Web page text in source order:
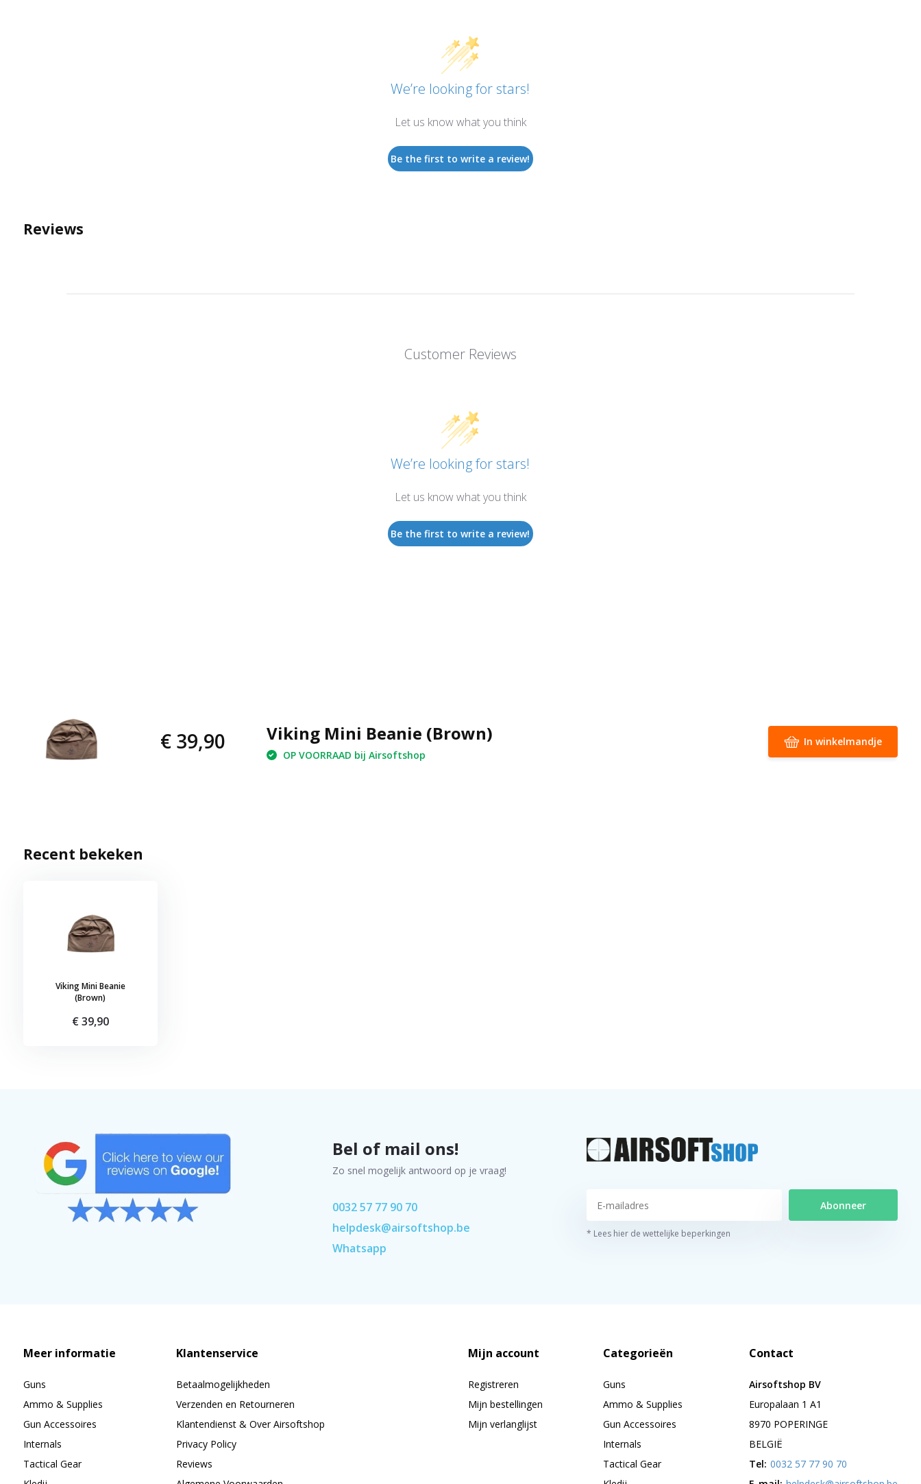
We’re looking for stars!
Let us know what you think
Be the first to write a review!
Reviews
Customer Reviews
We’re looking for stars!
Let us know what you think
Be the first to write a review!
€ 39,90 Viking Mini Beanie (Brown)
OP VOORRAAD bij Airsoftshop
In winkelmandje
Recent bekeken
Viking Mini Beanie
(Brown)
€ 39,90
Bel of mail ons!
Zo snel mogelijk antwoord op je vraag!
0032 57 77 90 70
helpdesk@airsoftshop.be
Whatsapp
Abonneer
* Lees hier de wettelijke beperkingen
Meer informatie
Guns
Ammo & Supplies
Gun Accessoires
Internals
Tactical Gear
Klantenservice
Betaalmogelijkheden
Verzenden en Retourneren
Klantendienst & Over Airsoftshop
Privacy Policy
Reviews
Mijn account
Registreren
Mijn bestellingen
Mijn verlanglijst
Categorieën
Guns
Ammo & Supplies
Gun Accessoires
Internals
Tactical Gear
Contact
Airsoftshop BV
Europalaan 1 A1
8970 POPERINGE
BELGIË
Tel: 0032 57 77 90 70